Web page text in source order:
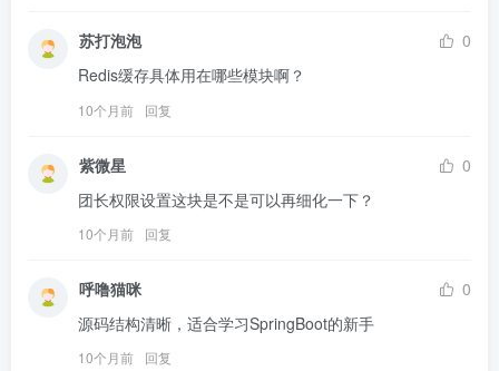
苏打泡泡
0
Redis缓存具体用在哪些模块啊？
10个月前 回复
紫微星
0
团长权限设置这块是不是可以再细化一下？
10个月前 回复
呼噜猫咪
0
源码结构清晰，适合学习SpringBoot的新手
10个月前 回复